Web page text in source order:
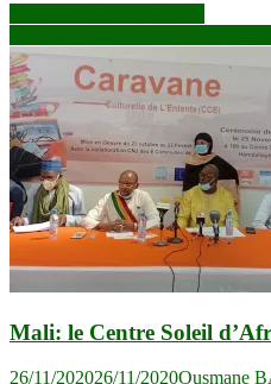
Navigation
de
l’article
Mali: le Centre Soleil
26/11/202026/11/2020Ousmane